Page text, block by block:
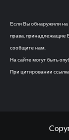
Если Вы обнаружили на
права, принадлежащие
сообщите нам.
На сайте могут быть
При цитировании